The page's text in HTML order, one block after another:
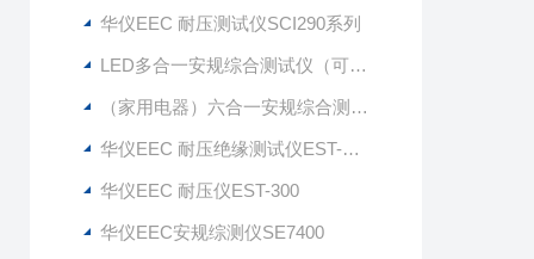
华仪EEC 耐压测试仪SCI290系列
LED多合一安规综合测试仪（可测调光）
（家用电器）六合一安规综合测试仪JHBY8155G JHBY8166
华仪EEC 耐压绝缘测试仪EST-330
华仪EEC 耐压仪EST-300
华仪EEC安规综测仪SE7400